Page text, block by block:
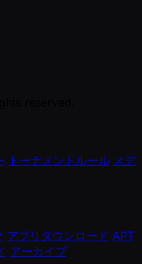
トーナメントルール メデ
アプリダウンロード APT
アーカイブ